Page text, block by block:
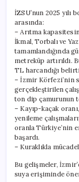
İZSU’nun 2025
arasında:
– Arıtma
İkmal, Torbalı ve
tamamlandığında
metreküp artırıldı.
TL harcandığı
– İzmir Körfezi’nin
gerçekleştirilen
ton dip çamurunun
– Kayıp-kaçak
yenileme
oranla Türkiye’nin
başardı.
– Kuraklıkla
Bu gelişmeler,
suya erişiminde